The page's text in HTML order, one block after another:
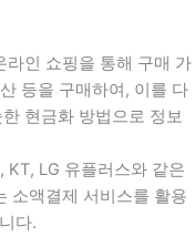
라인 쇼핑을 통해 구매 가
등을 구매하여, 이를 다
현금화 방법으로 정보
KT, LG 유플러스와 같은
소액결제 서비스를 활용
다.